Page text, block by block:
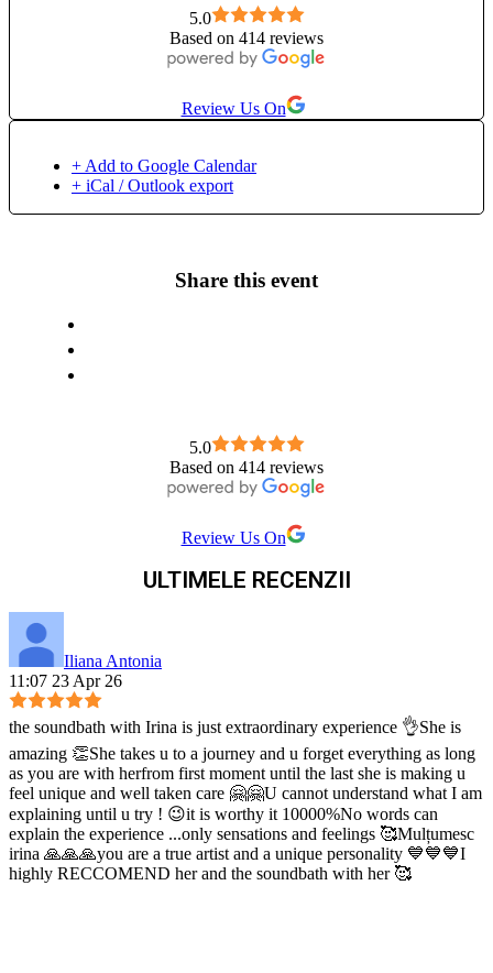
5.0
Based on 414 reviews
Review Us On
+ Add to Google Calendar
+ iCal / Outlook export
Share this event
5.0
Based on 414 reviews
Review Us On
ULTIMELE RECENZII
Iliana Antonia
11:07 23 Apr 26
the soundbath with Irina is just extraordinary experience 👌She is
amazing 👏She takes u to a journey and u forget everything as long
as you are with herfrom first moment until the last she is making u
feel unique and well taken care 🤗🤗U cannot understand what I am
explaining until u try ! 😉it is worthy it 10000%No words can
explain the experience ...only sensations and feelings 🥰Mulțumesc
irina 🙏🙏🙏you are a true artist and a unique personality 💙💙💙I
highly RECCOMEND her and the soundbath with her 🥰